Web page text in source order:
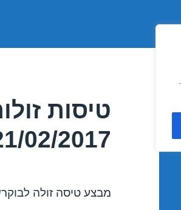
טיסות
02/2017
מבצע טיסה זולה